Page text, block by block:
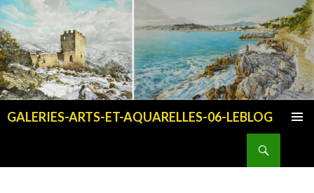
GALERIES-ARTS-ET-AQUARELLES-06-LEBLOG